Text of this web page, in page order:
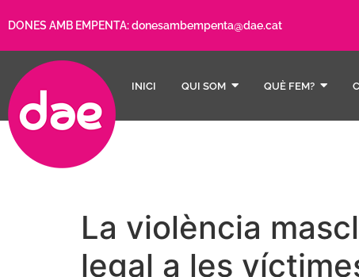
DONES AMB EMPENTA:donesambempenta@dae.cat
INICI QUI SOM QUÈ FEM?
La violència
legal a les